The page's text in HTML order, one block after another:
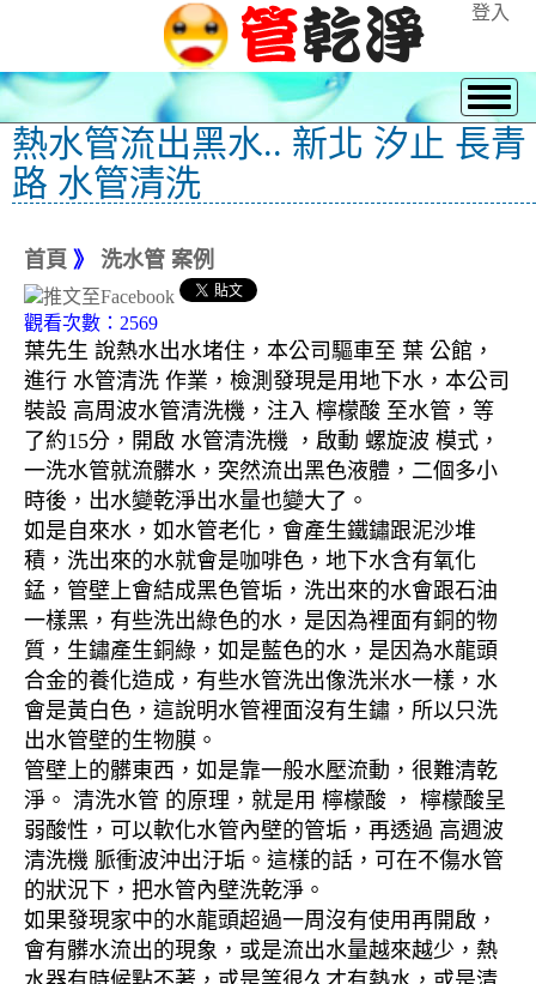
登入
熱水管流出黑水.. 新北 汐止 長青
路 水管清洗
首頁 》 洗水管 案例
觀看次數：2569
葉先生 說熱水出水堵住，本公司驅車至 葉 公館，
進行 水管清洗 作業，檢測發現是用地下水，本公司
裝設 高周波水管清洗機，注入 檸檬酸 至水管，等
了約15分，開啟 水管清洗機 ，啟動 螺旋波 模式，
一洗水管就流髒水，突然流出黑色液體，二個多小
時後，出水變乾淨出水量也變大了。
如是自來水，如水管老化，會產生鐵鏽跟泥沙堆
積，洗出來的水就會是咖啡色，地下水含有氧化
錳，管壁上會結成黑色管垢，洗出來的水會跟石油
一樣黑，有些洗出綠色的水，是因為裡面有銅的物
質，生鏽產生銅綠，如是藍色的水，是因為水龍頭
合金的養化造成，有些水管洗出像洗米水一樣，水
會是黃白色，這說明水管裡面沒有生鏽，所以只洗
出水管壁的生物膜。
管壁上的髒東西，如是靠一般水壓流動，很難清乾
淨。 清洗水管 的原理，就是用 檸檬酸 ， 檸檬酸呈
弱酸性，可以軟化水管內壁的管垢，再透過 高週波
清洗機 脈衝波沖出汙垢。這樣的話，可在不傷水管
的狀況下，把水管內壁洗乾淨。
如果發現家中的水龍頭超過一周沒有使用再開啟，
會有髒水流出的現象，或是流出水量越來越少，熱